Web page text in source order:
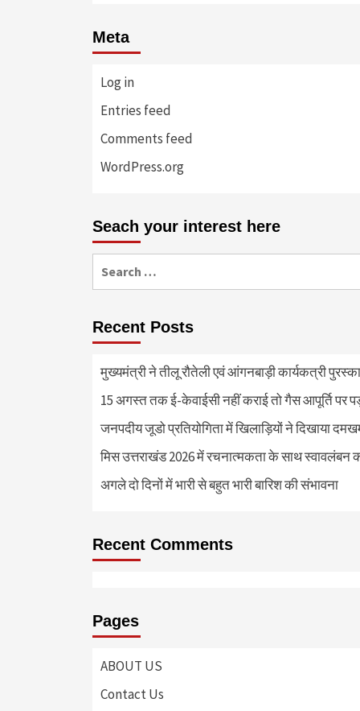
Meta
Log in
Entries feed
Comments feed
WordPress.org
Seach your interest here
for:
Recent Posts
मुख्यमंत्री ने तीलू रौतेली एवं आंगनबाड़ी कार्यकत्री
15 अगस्त तक ई-केवाईसी नहीं कराई तो गैस आपूर्ति पर
जनपदीय जूडो प्रतियोगिता में खिलाड़ियों ने दिखाया
मिस उत्तराखंड 2026 में रचनात्मकता के साथ स्वावलंबन
अगले दो दिनों में भारी से बहुत भारी बारिश की संभावना
Recent Comments
Pages
ABOUT US
Contact Us